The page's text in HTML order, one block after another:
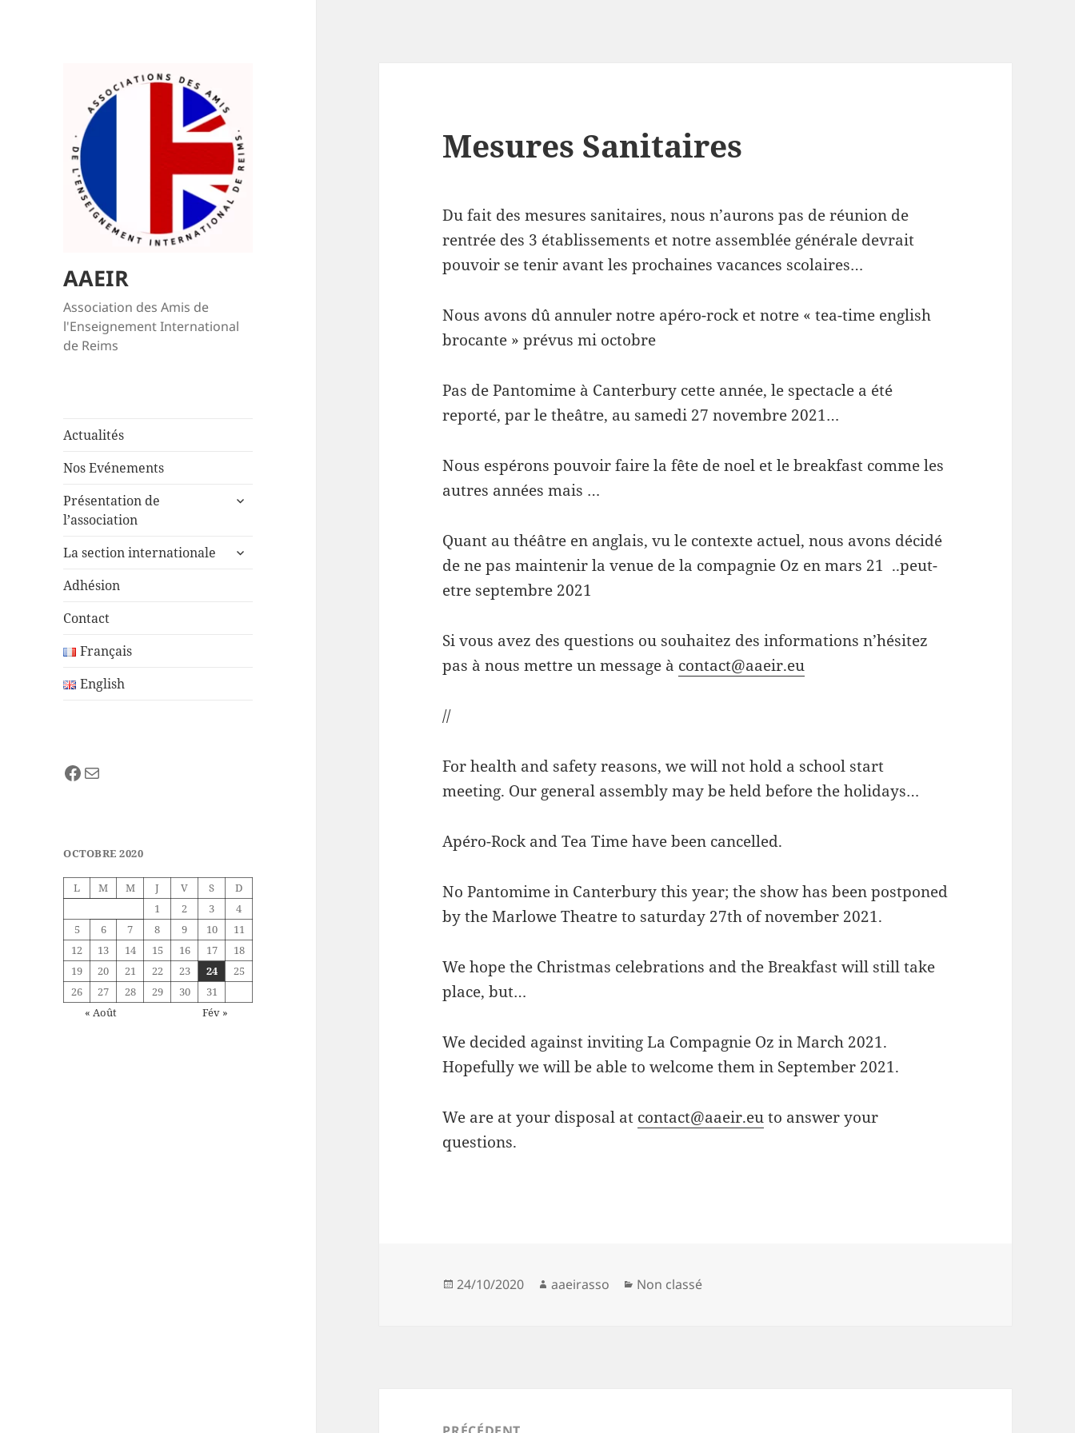
AAEIR
Association des Amis de
l'Enseignement International
de Reims
Actualités
Nos Evénements
Présentation de
l’association
ouvrir
menu
La section internationale
ouvrir
Adhésion
Contact
Français
English
Facebook
E-mail
OCTOBRE 2020
L M M J V S
D
1
2 3
4
5
6 7 8 9 10
11
12
13 14 15 16 17
18
19
20 21 22 23 24
25
26
27 28 29 30
31
« Août
Fév »
Mesures Sanitaires
Du fait des mesures sanitaires, nous n’aurons pas de réunion de
rentrée des 3 établissements et notre assemblée générale devrait
pouvoir se tenir avant les prochaines vacances scolaires…
Nous avons dû annuler notre apéro-rock et notre « tea-time english
brocante » prévus mi octobre
Pas de Pantomime à Canterbury cette année, le spectacle a été
reporté, par le theâtre, au samedi 27 novembre 2021…
Nous espérons pouvoir faire la fête de noel et le breakfast comme les
autres années mais …
Quant au théâtre en anglais, vu le contexte actuel, nous avons décidé
de ne pas maintenir la venue de la compagnie Oz en mars 21 ..peut-
etre septembre 2021
Si vous avez des questions ou souhaitez des informations n’hésitez
pas à nous mettre un message à contact@aaeir.eu
//
For health and safety reasons, we will not hold a school start
meeting. Our general assembly may be held before the holidays…
Apéro-Rock and Tea Time have been cancelled.
No Pantomime in Canterbury this year; the show has been postponed
by the Marlowe Theatre to saturday 27th of november 2021.
We hope the Christmas celebrations and the Breakfast will still take
place, but…
We decided against inviting La Compagnie Oz in March 2021.
Hopefully we will be able to welcome them in September 2021.
We are at your disposal at contact@aaeir.euto answer your
questions.
Publié
24/10/2020 Auteur
aaeirasso Catégories
Non classé